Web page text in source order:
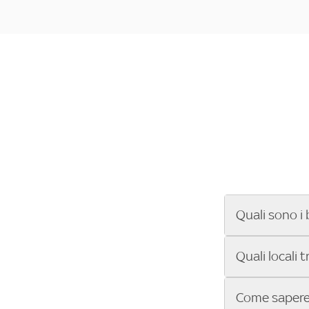
Quali sono i
Se cerchi un
ENILIVE, la
Sky Bar ti
Quali locali
Vuoi sapere
Come